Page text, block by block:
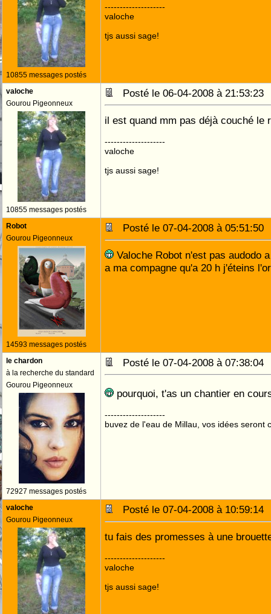
10855 messages postés
--------------------
valoche
tjs aussi sage!
valoche
Gourou Pigeonneux
10855 messages postés
Posté le 06-04-2008 à
il est quand mm pas déjà couché le
--------------------
valoche
tjs aussi sage!
Robot
Gourou Pigeonneux
14593 messages postés
Posté le 07-04-2008 à
Valoche Robot n'est pas audodo
a ma compagne qu'a 20 h j'éteins
le chardon
à la recherche du standard
Gourou Pigeonneux
72927 messages postés
Posté le 07-04-2008 à
pourquoi, t'as un chantier en
--------------------
buvez de l'eau de Millau, vos idées seront
valoche
Gourou Pigeonneux
Posté le 07-04-2008 à
tu fais des promesses à une
--------------------
valoche
tjs aussi sage!